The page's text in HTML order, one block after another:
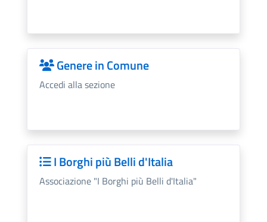
Genere in Comune
Accedi alla sezione
I Borghi più Belli d'Italia
Associazione "I Borghi più Belli d'Italia"